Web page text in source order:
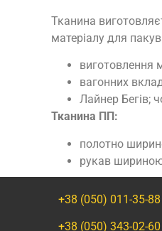
Тканина
матеріалу для
виготовлення
вагонних
Лайнер Бегів;
Тканина ПП:
полотно
рукав
+38 (050) 011-35-88
+38 (050) 343-02-60